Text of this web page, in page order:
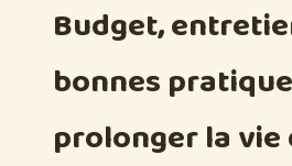
Budget,
bonnes
prolonger la